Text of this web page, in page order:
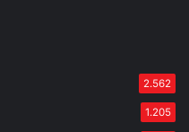
2.562
1.205